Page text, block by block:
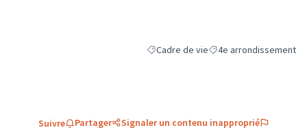
Filtrer les résultats de la catégorie :
Cadre de vieFiltrer les résultats
4e arrondissement
Suivre Partager Signaler un contenu inapproprié